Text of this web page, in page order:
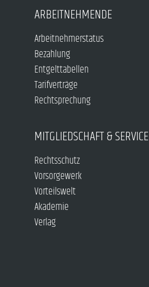
ARBEITNEHMENDE
Arbeitnehmerstatus
Bezahlung
Entgelttabellen
Tarifverträge
Rechtsprechung
MITGLIEDSCHAFT & SERVICE
Rechtsschutz
Vorsorgewerk
Vorteilswelt
Akademie
Verlag